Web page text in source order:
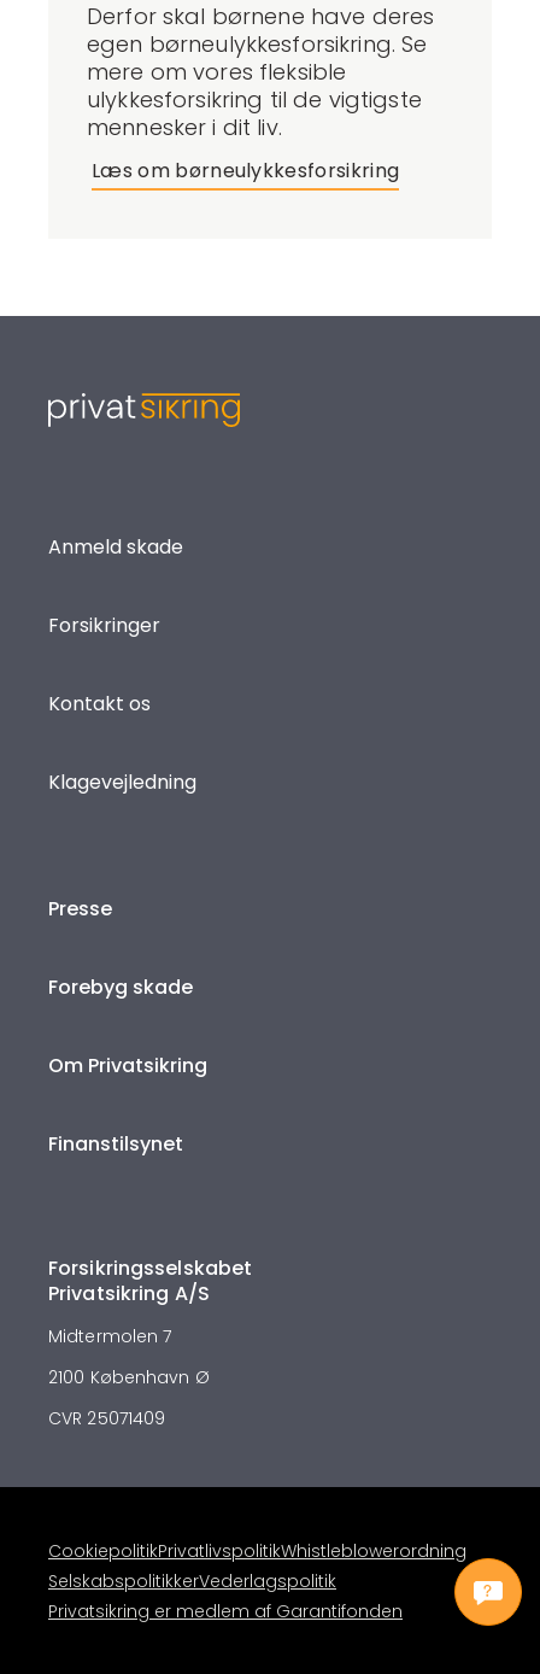
Derfor skal børnene have deres
egen børneulykkesforsikring. Se
mere om vores fleksible
ulykkesforsikring til de vigtigste
mennesker i dit liv.
Læs om børneulykkesforsikring
Anmeld skade
Forsikringer
Kontakt os
Klagevejledning
Presse
Forebyg skade
Om Privatsikring
Finanstilsynet
Forsikringsselskabet
Privatsikring A/S
Midtermolen 7
2100 København Ø
CVR 25071409
CookiepolitikPrivatlivspolitikWhistleblowerordning
SelskabspolitikkerVederlagspolitik
Privatsikring er medlem af Garantifonden